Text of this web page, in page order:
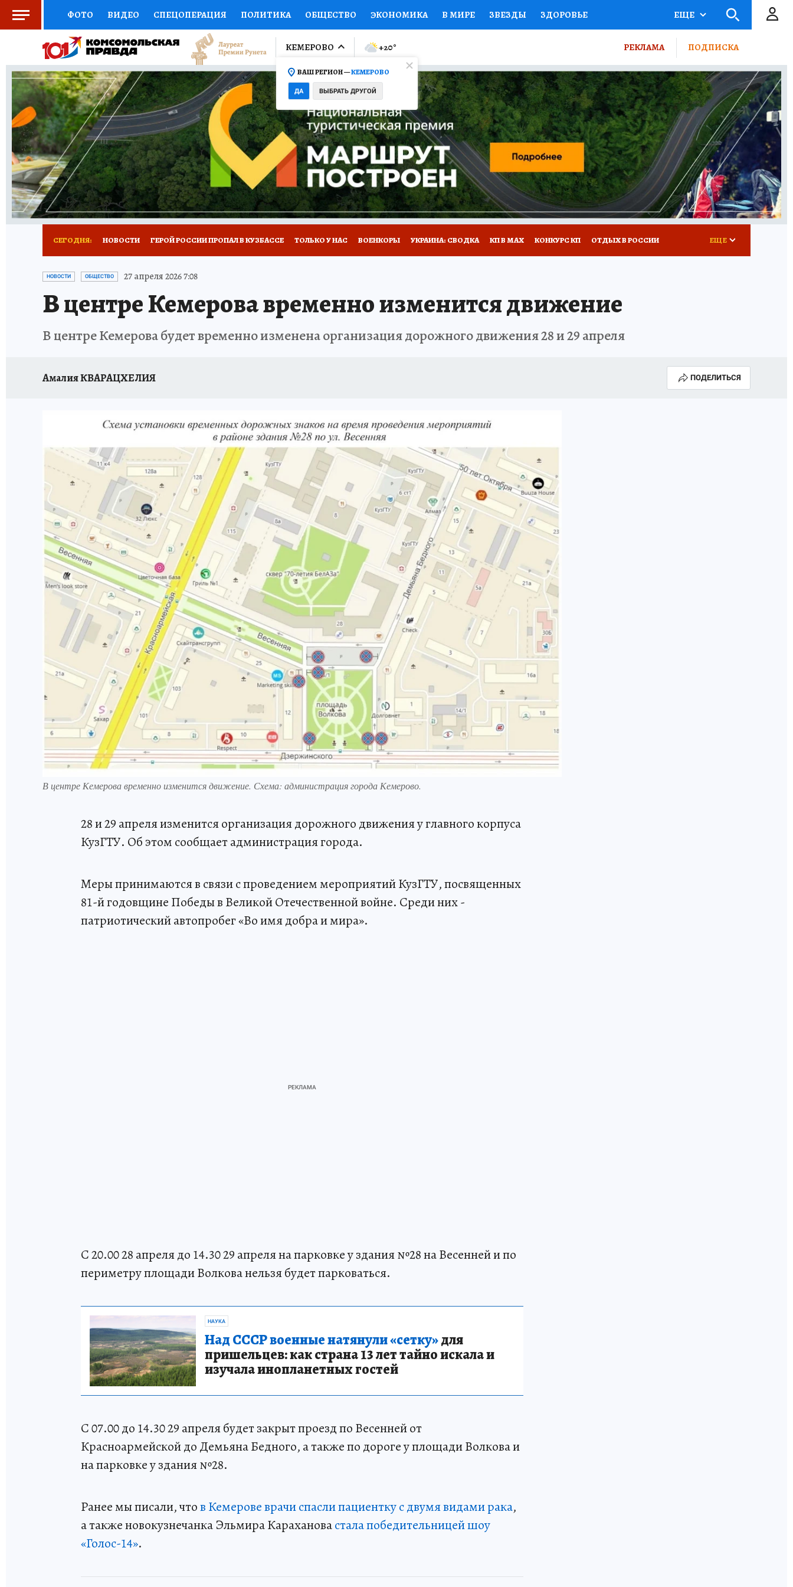
ФОТО ВИДЕО СПЕЦОПЕРАЦИЯ ПОЛИТИКА ОБЩЕСТВО ЭКОНОМИКА В МИРЕ ЗВЕЗДЫ ЗДОРОВЬЕ
СОЦПОДДЕРЖКА НАУКА СПОРТ КОЛУМНИСТЫ ПРОИСШЕСТВИЯ
ВЫБОР ЭКСПЕРТОВ ДОКТОР ФИНАНСЫ ОТКРЫВАЕМ МИР Я ЗНАЮ СЕМЬЯ ЖЕНСКИЕ СЕКРЕТЫ ПУТЕВОДИТЕЛЬ
КНИЖНАЯ ПОЛКА ПРОГНОЗЫ НА СПОРТ ПРОМОКОДЫ СЕРИАЛЫ СПЕЦПРОЕКТЫ ДЕФИЦИТ ЖЕЛЕЗА ТУРИЗМ
ПРЕСС-ЦЕНТР НЕДВИЖИМОСТЬ ТЕЛЕВИЗОР КОНКУРСЫ РАБОТА У НАС ГИД ПОТРЕБИТЕЛЯ ВСЕ О КП РАДИО КП
РЕКЛАМА ТЕСТЫ НОВОЕ НА САЙТЕ
ЕЩЕ
КЕМЕРОВО
ВАШ РЕГИОН —КЕМЕРОВО
ДА ВЫБРАТЬ ДРУГОЙ
+20° РЕКЛАМА ПОДПИСКА
СЕГОДНЯ: НОВОСТИ ГЕРОЙ РОССИИ ПРОПАЛ В КУЗБАССЕ ТОЛЬКО У НАС ВОЕНКОРЫ УКРАИНА: СВОДКА КП В МАХ КОНКУРС КП ОТДЫХ В РОССИИ
ЗАПОВЕДНАЯ РОССИЯ ПРОИСШЕСТВИЯ
ЕЩЕ
НОВОСТИ ОБЩЕСТВО 27 апреля 2026 7:08
В центре Кемерова временно изменится движение
В центре Кемерова будет временно изменена организация дорожного движения 28 и 29 апреля
Амалия КВАРАЦХЕЛИЯ ПОДЕЛИТЬСЯ
В центре Кемерова временно изменится движение. Схема: администрация города Кемерово.
28 и 29 апреля изменится организация дорожного движения у главного корпуса
КузГТУ. Об этом сообщает администрация города.
Меры принимаются в связи с проведением мероприятий КузГТУ, посвященных
81-й годовщине Победы в Великой Отечественной войне. Среди них -
патриотический автопробег «Во имя добра и мира».
С 20.00 28 апреля до 14.30 29 апреля на парковке у здания №28 на Весенней и по
периметру площади Волкова нельзя будет парковаться.
НАУКА
Над СССР военные натянули «сетку»для
пришельцев: как страна 13 лет тайно искала и
изучала инопланетных гостей
С 07.00 до 14.30 29 апреля будет закрыт проезд по Весенней от
Красноармейской до Демьяна Бедного, а также по дороге у площади Волкова и
на парковке у здания №28.
Ранее мы писали, чтов Кемерове врачи спасли пациентку с двумя видами рака,
а также новокузнечанка Эльмира Карахановастала победительницей шоу
«Голос-14».